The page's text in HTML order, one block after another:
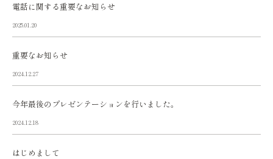
電話に関する重要なお知らせ
2025.01.20
重要なお知らせ
2024.12.27
今年最後のプレゼンテーションを行いました。
2024.12.18
はじめまして